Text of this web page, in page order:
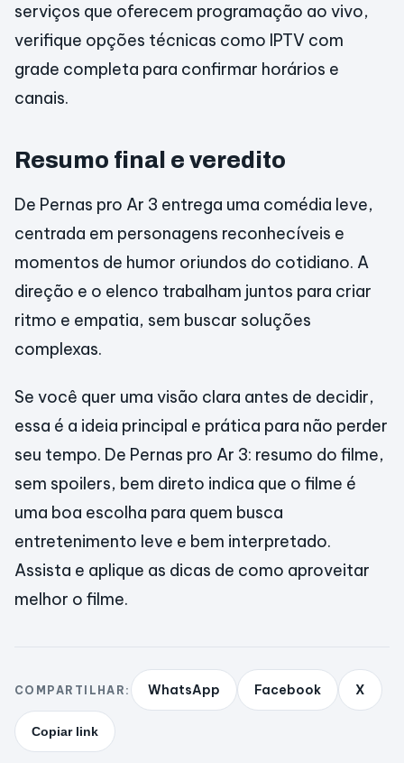
serviços que oferecem programação ao vivo,
verifique opções técnicas como IPTV com
grade completa para confirmar horários e
canais.
Resumo final e veredito
De Pernas pro Ar 3 entrega uma comédia leve,
centrada em personagens reconhecíveis e
momentos de humor oriundos do cotidiano. A
direção e o elenco trabalham juntos para criar
ritmo e empatia, sem buscar soluções
complexas.
Se você quer uma visão clara antes de decidir,
essa é a ideia principal e prática para não perder
seu tempo. De Pernas pro Ar 3: resumo do filme,
sem spoilers, bem direto indica que o filme é
uma boa escolha para quem busca
entretenimento leve e bem interpretado.
Assista e aplique as dicas de como aproveitar
melhor o filme.
COMPARTILHAR: WhatsApp Facebook X
Copiar link